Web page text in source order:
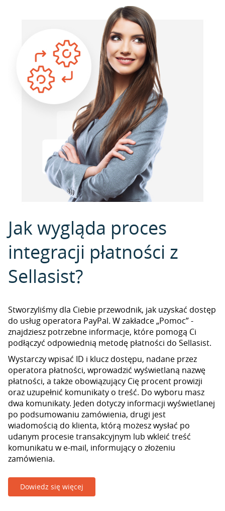
Jak wygląda proces
integracji płatności z
Sellasist?
Stworzyliśmy dla Ciebie przewodnik, jak uzyskać dostęp
do usług operatora PayPal. W zakładce „Pomoc” -
znajdziesz potrzebne informacje, które pomogą Ci
podłączyć odpowiednią metodę płatności do Sellasist.
Wystarczy wpisać ID i klucz dostępu, nadane przez
operatora płatności, wprowadzić wyświetlaną nazwę
płatności, a także obowiązujący Cię procent prowizji
oraz uzupełnić komunikaty o treść. Do wyboru masz
dwa komunikaty. Jeden dotyczy informacji wyświetlanej
po podsumowaniu zamówienia, drugi jest
wiadomością do klienta, którą możesz wysłać po
udanym procesie transakcyjnym lub wkleić treść
komunikatu w e-mail, informujący o złożeniu
zamówienia.
Dowiedz się więcej